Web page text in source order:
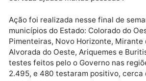
sua experiência no drive thru.
resultado deu negativo, Graças a
feliz pelo Governo está
certeza ajudou muitas pessoas”.